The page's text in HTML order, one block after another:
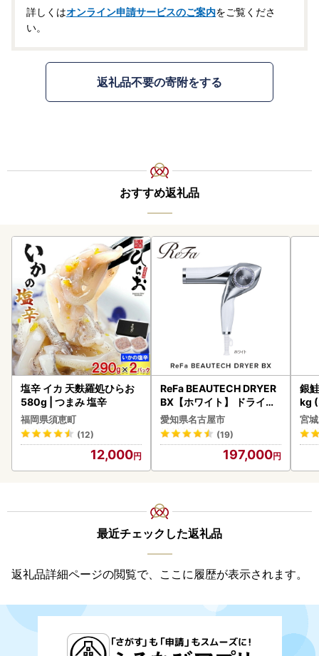
詳しくはオンライン申請サービスのご案内をご覧くださ
い。
返礼品不要の寄附をする
おすすめ返礼品
塩辛 イカ 天麩羅処ひらお
580g | つまみ 塩辛
福岡県須恵町
(12)
12,000
ReFa BEAUTECH DRYER
BX【ホワイト】 ドライヤ
ー 美容 家電 ドライヤー リ
ファ
愛知県名古屋市
(19)
197,000
銀
kg
宮
最近チェックした返礼品
返礼品詳細ページの閲覧で、ここに履歴が表示されます。